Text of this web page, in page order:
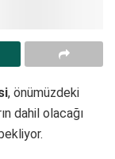
, önümüzdeki
dahil olacağı